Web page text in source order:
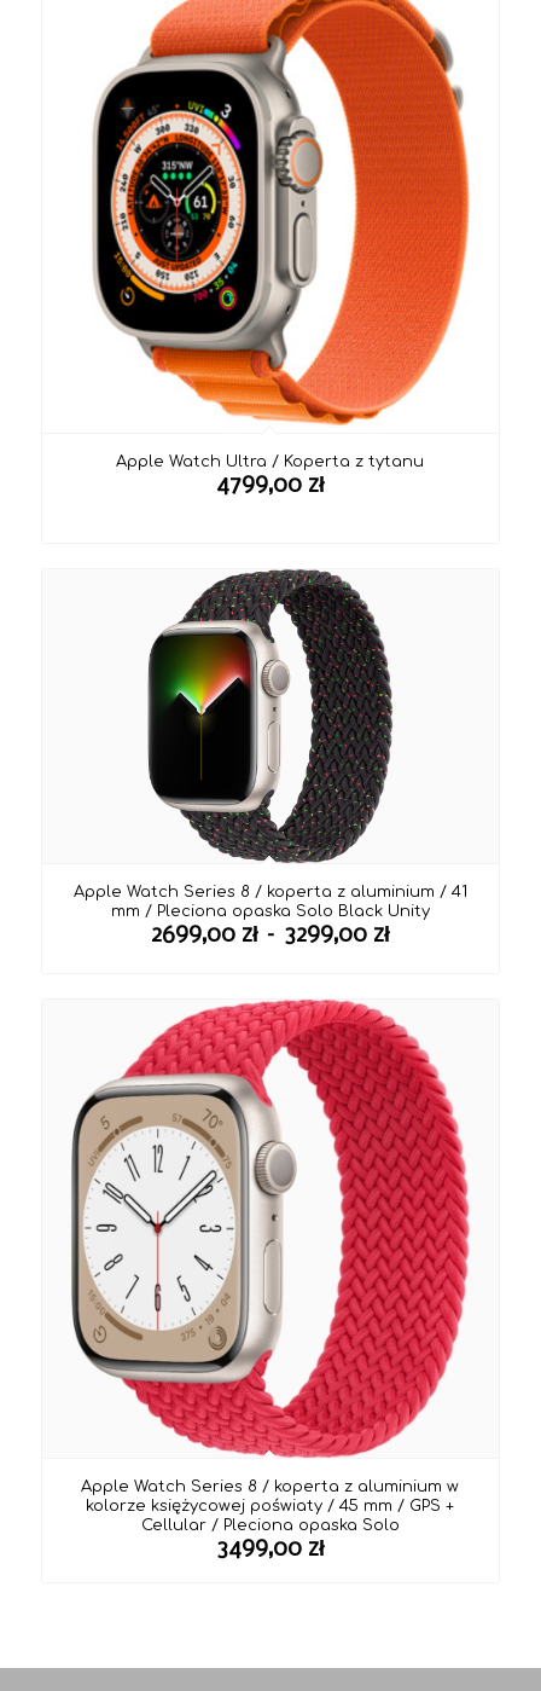
do
4499,00 zł
Apple Watch Ultra / Koperta z tytanu
4799,00 zł
Apple Watch Series 8 / koperta z aluminium / 41
mm / Pleciona opaska Solo Black Unity
2699,00 zł – 3299,00 złZakres
2699,00 zł
do
3299,00 zł
Apple Watch Series 8 / koperta z aluminium w
kolorze księżycowej poświaty / 45 mm / GPS +
Cellular / Pleciona opaska Solo
3499,00 zł